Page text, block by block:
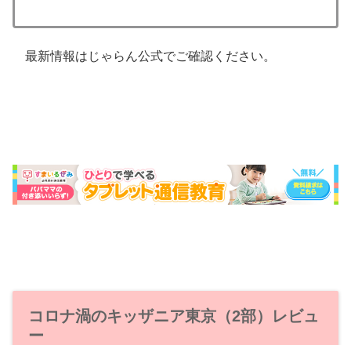
最新情報はじゃらん公式でご確認ください。
コロナ渦のキッザニア東京（2部）レビュ
ー